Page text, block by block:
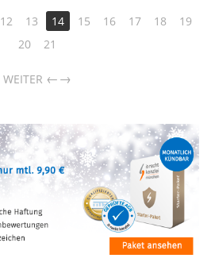
12 13 14 15 16 17 18
19
20
21
WEITER →